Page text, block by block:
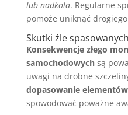
lub nadkola. Regularne
pomoże uniknąć
Skutki źle
Konsekwencje złego
samochodowychsą
uwagi na drobne
dopasowanie
spowodować poważne